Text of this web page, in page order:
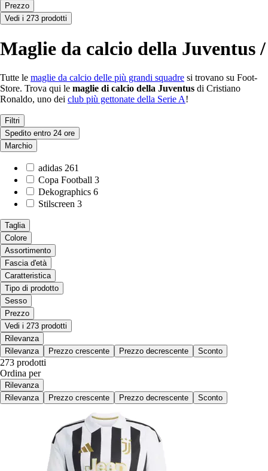
Prezzo
Vedi i 273 prodotti
Maglie da calcio della Juventus /
Tutte le maglie da calcio delle più grandi squadre si trovano su Foot-
Store. Trova qui le maglie di calcio della Juventus di Cristiano
Ronaldo, uno dei club più gettonate della Serie A!
Filtri
Spedito entro 24 ore
Marchio
adidas 261
Copa Football 3
Dekographics 6
Stilscreen 3
Taglia
Colore
Assortimento
Fascia d'età
Caratteristica
Tipo di prodotto
Sesso
Prezzo
Vedi i 273 prodotti
Rilevanza
Rilevanza
Prezzo crescente Prezzo decrescente Sconto
273 prodotti
Ordina per
Rilevanza
Rilevanza
Prezzo crescente Prezzo decrescente Sconto